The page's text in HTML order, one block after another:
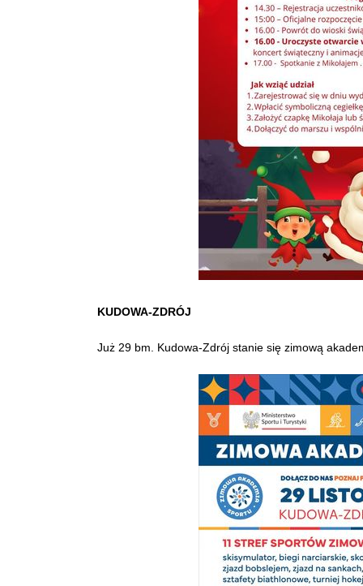
KUDOWA-ZDRÓJ
Już 29 bm. Kudowa-Zdrój stanie się zimową